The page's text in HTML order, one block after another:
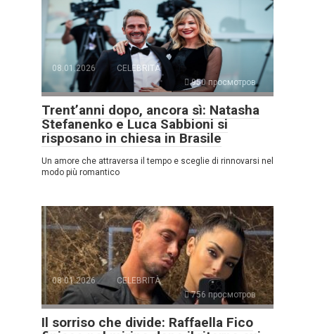
08.01.2026
CELEBRITÀ
950 просмотров
Trent’anni dopo, ancora sì: Natasha
Stefanenko e Luca Sabbioni si
risposano in chiesa in Brasile
Un amore che attraversa il tempo e sceglie di rinnovarsi nel
modo più romantico
08.01.2026
CELEBRITÀ
756 просмотров
Il sorriso che divide: Raffaella Fico